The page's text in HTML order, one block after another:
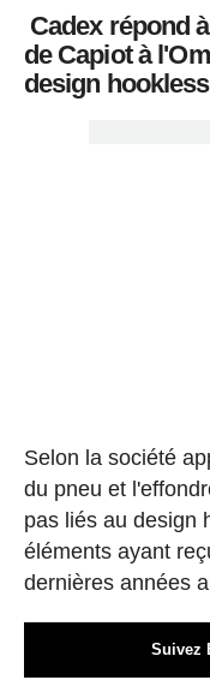
Cadex répond
de Capiot à
design
Selon la société
du pneu et
pas liés au design
éléments ayant
dernières années
Suivez